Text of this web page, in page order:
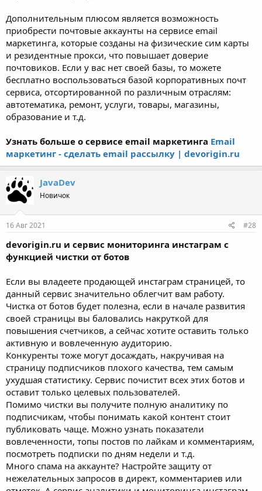
Дополнительным плюсом является возможность
приобрести почтовые аккаунты на сервисе email
маркетинга, которые созданы на физические сим карты
и резидентные прокси, что повышает доверие
почтовиков. Если у вас нет своей базы, то можете
бесплатно воспользоваться базой корпоративных почт
сервиса, отсортированной по различным отраслям:
автотематика, ремонт, услуги, товары, магазины,
образование и т.д.
Узнать больше о сервисе email маркетинга Email
маркетинг - сделать email рассылку | devorigin.ru
JavaDev
Новичок
16 Авг 2021 #28
devorigin.ru и сервис мониторинга инстаграм с
функцией чистки от ботов
Если вы владеете продающей инстаграм страницей, то
данный сервис значительно облегчит вам работу.
Чистка от ботов будет полезна, если в начале развития
своей страницы вы баловались накруткой для
повышения счетчиков, а сейчас хотите оставить только
активную и вовлеченную аудиторию.
Конкуренты тоже могут досаждать, накручивая на
страницу подписчиков плохого качества, тем самым
ухудшая статистику. Сервис почистит всех этих ботов и
оставит только целевых пользователей.
Помимо чистки вы получите полную аналитику по
подписчикам, чтобы понимать какой контент стоит
публиковать чаще. Можно узнать показатели
вовлеченности, топы постов по лайкам и комментариям,
посмотреть подписки по дням недели и т.д.
Много спама на аккаунте? Настройте защиту от
нежелательных запросов в директ, комментариев или